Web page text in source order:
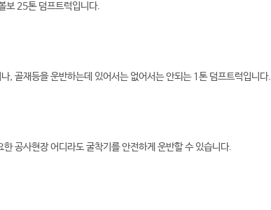
보 25톤 덤프트럭입니다.
, 골재등을 운반하는데 있어서는 없어서는 안되는 1톤 덤프트럭입니다.
공사현장 어디라도 굴착기를 안전하게 운반할 수 있습니다.